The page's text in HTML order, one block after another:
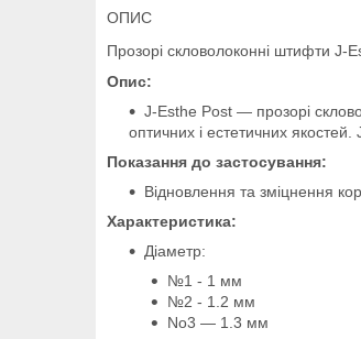
ОПИС
Прозорі скловолоконні штифти J-
Опис:
J-Esthe Post — прозорі
оптичних і естетичних якостей.
Показання до застосування:
Відновлення та зміцнення
Характеристика:
Діаметр:
№1 - 1 мм
№2 - 1.2 мм
No3 — 1.3 мм